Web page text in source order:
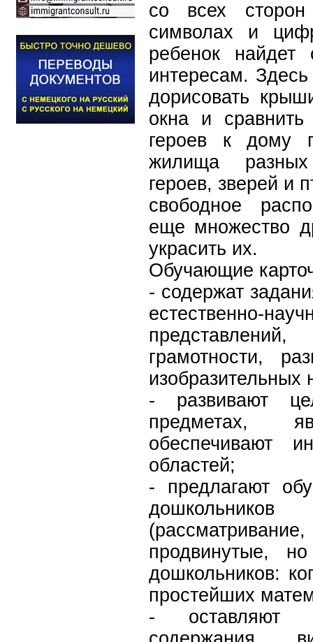
со всех
символах и
ребенок
интересам.
дорисовать
окна и
героев к дому
жилища разных
героев, зверей и
свободное
еще множество
украсить их.
Обучающие
- содержат
естественно-
грамотности,
изобразительных
- развивают
предметах,
обеспечивают
областей;
- предлагают
продвинутые,
дошкольников:
простейших
- оставляют